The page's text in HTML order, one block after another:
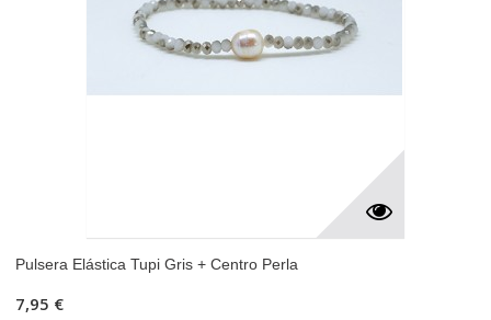
Pulsera Elástica Tupi Gris + Centro Perla
7,95 €